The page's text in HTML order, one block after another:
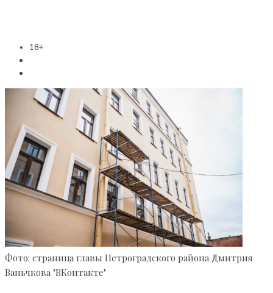
18+
Фото: страница главы Петроградского района Дмитрия
Ваньчкова "ВКонтакте"